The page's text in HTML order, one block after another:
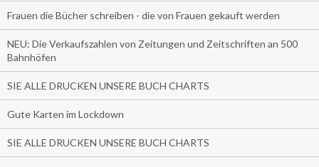
Frauen die Bücher schreiben - die von Frauen gekauft werden
NEU: Die Verkaufszahlen von Zeitungen und Zeitschriften an 500
Bahnhöfen
SIE ALLE DRUCKEN UNSERE BUCH CHARTS
Gute Karten im Lockdown
SIE ALLE DRUCKEN UNSERE BUCH CHARTS